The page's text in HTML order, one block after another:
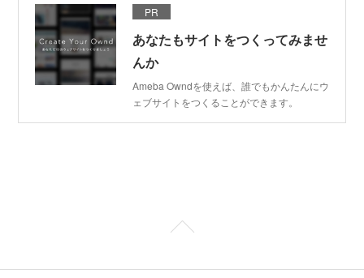
PR
あなたもサイトをつくってみませ
んか
Ameba Owndを使えば、誰でもかんたんにウ
ェブサイトをつくることができます。